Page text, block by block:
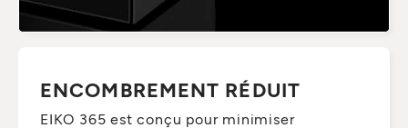
ENCOMBREMENT RÉDUIT
EIKO 365 est conçu pour minimiser